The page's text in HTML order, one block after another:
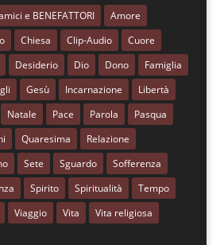
e BENEFATTORI
Amore
Chiesa Clip-Audio
Cuore
Desiderio Dio Dono
Famiglia
Gesù Incarnazione
Libertà
Natale Pace Parola
Pasqua
Quaresima
Relazione
Sete Sguardo
Sofferenza
Spirito Spiritualità
Tempo
Viaggio Vita Vita religiosa